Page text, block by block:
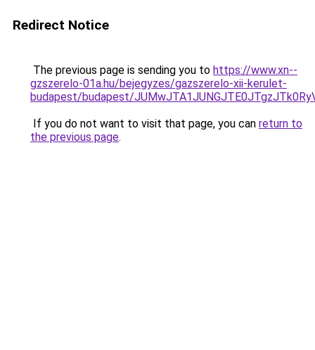
Redirect Notice
The previous page is sending you to https://www.xn--
gzszerelo-01a.hu/bejegyzes/gazszerelo-xii-kerulet-
budapest/budapest/
If you do not want to visit that page, you can return to
the previous page.